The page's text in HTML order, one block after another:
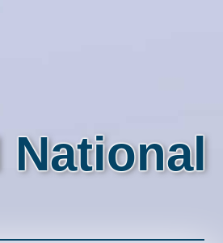
National